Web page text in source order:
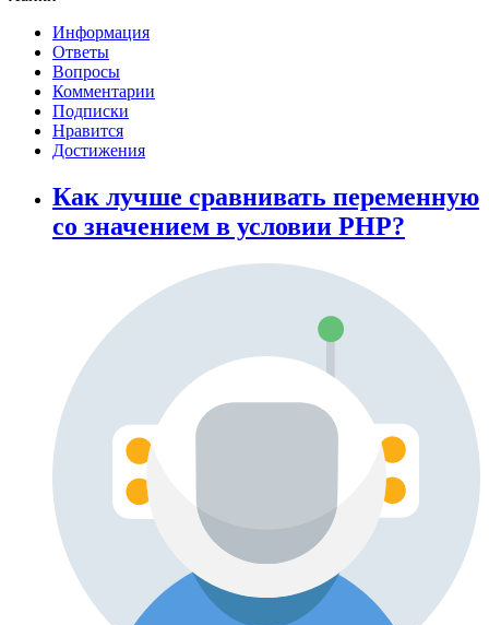
Информация
Ответы
Вопросы
Комментарии
Подписки
Нравится
Достижения
Как лучше сравнивать переменную
со значением в условии PHP?